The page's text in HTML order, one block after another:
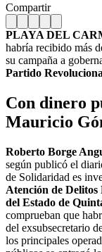
Compartir
PLAYA DEL
habría recibido más
su campaña a
Partido
Con dinero
Mauricio
Roberto Borge
según publicó el
de Solidaridad es
Atención de
del Estado de
comprueban que
del exsubsecretario
los principales